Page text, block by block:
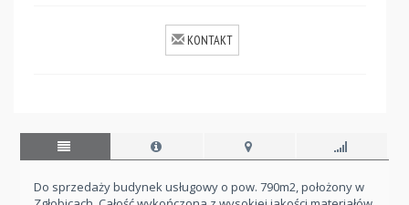
KONTAKT
Do sprzedaży budynek usługowy o pow. 790m2, położony w